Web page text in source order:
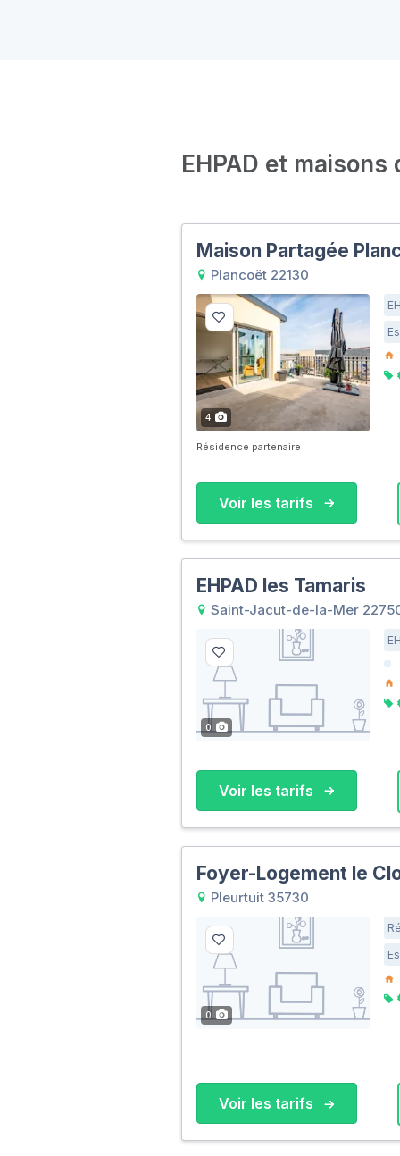
EHPAD et
Maison Partagée
Plancoët 22130
4
Résidence partenaire
Voir les tarifs
EHPAD les Tamaris
Saint-Jacut-de-la-Mer
0
Voir les tarifs
Foyer-Logement le
Pleurtuit 35730
0
Voir les tarifs